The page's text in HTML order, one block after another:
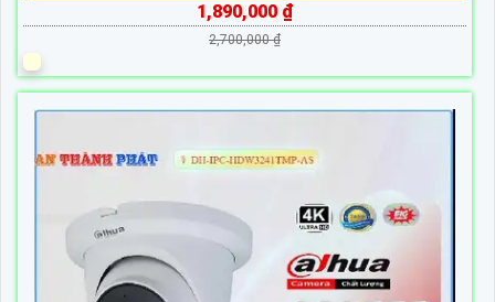
1,890,000 ₫
2,700,000 ₫